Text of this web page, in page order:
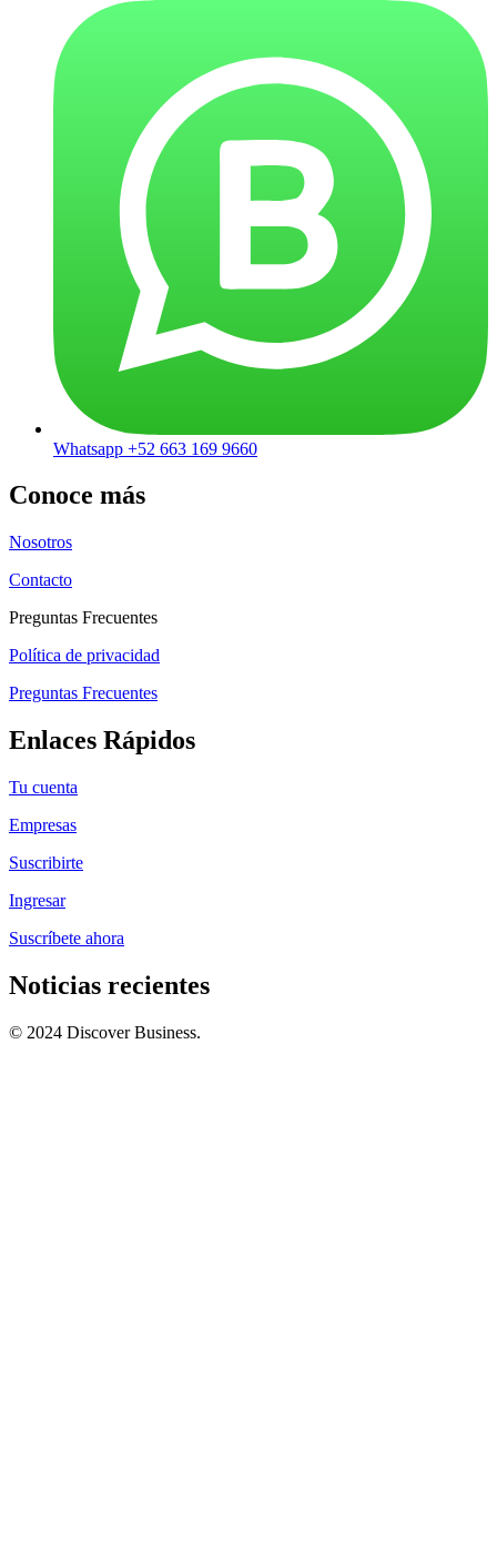
Whatsapp +52 663 169 9660
Conoce más
Nosotros
Contacto
Preguntas Frecuentes
Política de privacidad
Preguntas Frecuentes
Enlaces Rápidos
Tu cuenta
Empresas
Suscribirte
Ingresar
Suscríbete ahora
Noticias recientes
© 2024 Discover Business.